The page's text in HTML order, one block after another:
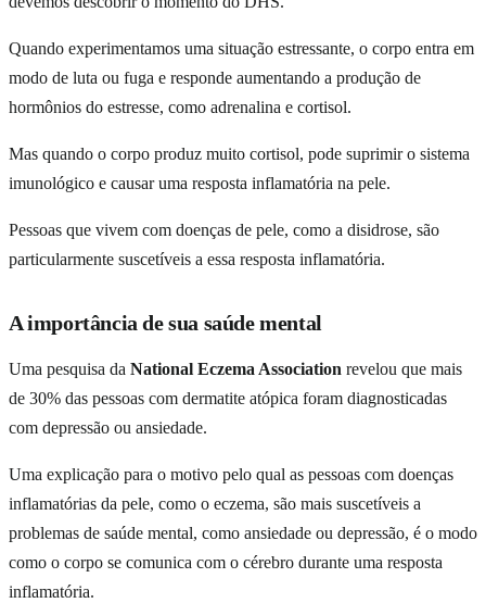
Quando experimentamos uma situação estressante, o corpo entra em
modo de luta ou fuga e responde aumentando a produção de
hormônios do estresse, como adrenalina e cortisol.
Mas quando o corpo produz muito cortisol, pode suprimir o sistema
imunológico e causar uma resposta inflamatória na pele.
Pessoas que vivem com doenças de pele, como a disidrose, são
particularmente suscetíveis a essa resposta inflamatória.
A importância de sua saúde mental
Uma pesquisa da National Eczema Association revelou que mais
de 30% das pessoas com dermatite atópica foram diagnosticadas
com depressão ou ansiedade.
Uma explicação para o motivo pelo qual as pessoas com doenças
inflamatórias da pele, como o eczema, são mais suscetíveis a
problemas de saúde mental, como ansiedade ou depressão, é o modo
como o corpo se comunica com o cérebro durante uma resposta
inflamatória.